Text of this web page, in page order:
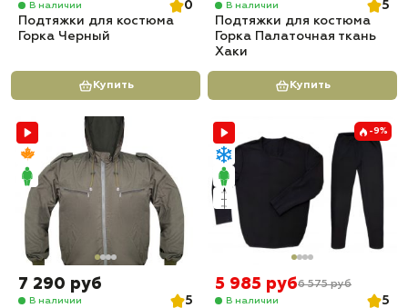
В наличии
0
Подтяжки для костюма
Горка Черный
Купить
В наличии
5
Подтяжки для костюма
Горка Палаточная ткань
Хаки
Купить
7 290 руб
В наличии
5
-9%
5 985 руб6 575 руб
В наличии
5